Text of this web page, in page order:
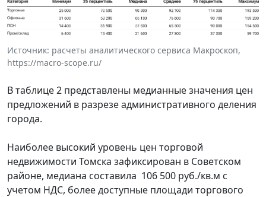
Источник: расчеты аналитического сервиса Макроскоп,
https://macro-scope.ru/
В таблице 2 представлены медианные значения цен
предложений в разрезе административного деления
города.
Наиболее высокий уровень цен торговой
недвижимости Томска зафиксирован в Советском
районе, медиана составила 106 500 руб./кв.м с
учетом НДС, более доступные площади торгового